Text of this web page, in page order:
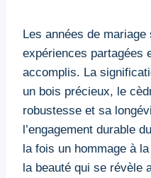
Les années de
expériences partagées
accomplis. La
un bois précieux, le
robustesse et sa
l’engagement durable
la fois un hommage à
la beauté qui se révèle